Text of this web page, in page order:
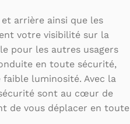
et arrière ainsi que les
votre visibilité sur la
pour les autres usagers
en toute sécurité,
luminosité. Avec la
sont au cœur de
de vous déplacer en toute